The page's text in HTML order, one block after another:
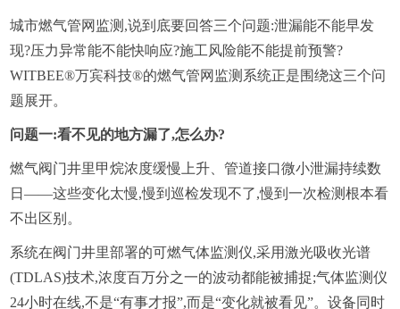
城市燃气管网监测,说到底要回答三个问题:泄漏能不能早发
现?压力异常能不能快响应?施工风险能不能提前预警?
WITBEE®万宾科技®的燃气管网监测系统正是围绕这三个问
题展开。
问题一:看不见的地方漏了,怎么办?
燃气阀门井里甲烷浓度缓慢上升、管道接口微小泄漏持续数
日——这些变化太慢,慢到巡检发现不了,慢到一次检测根本看
不出区别。
系统在阀门井里部署的可燃气体监测仪,采用激光吸收光谱
(TDLAS)技术,浓度百万分之一的波动都能被捕捉;气体监测仪
24小时在线,不是“有事才报”,而是“变化就被看见”。设备同时